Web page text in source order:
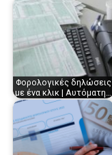
Φορολογικές δηλώσεις
με ένα κλικ | Αυτόματη…